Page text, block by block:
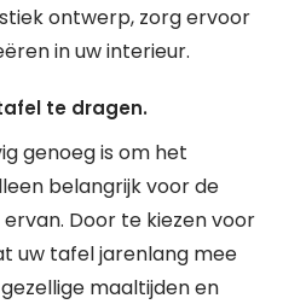
ontwerp, zorg ervoor
in uw interieur.
te dragen.
genoeg is om het
belangrijk voor de
Door te kiezen voor
uw tafel jarenlang mee
maaltijden en